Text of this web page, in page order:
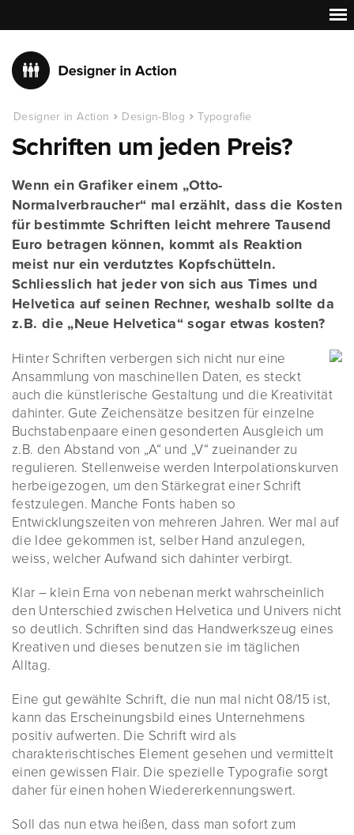
Designer in Action Design-Blog Typografie
Schriften um jeden Preis?
Wenn ein Grafiker einem „Otto-
Normalverbraucher“ mal erzählt, dass die Kosten
für bestimmte Schriften leicht mehrere Tausend
Euro betragen können, kommt als Reaktion
meist nur ein verdutztes Kopfschütteln.
Schliesslich hat jeder von sich aus Times und
Helvetica auf seinen Rechner, weshalb sollte da
z.B. die „Neue Helvetica“ sogar etwas kosten?
Hinter Schriften verbergen sich nicht nur eine
Ansammlung von maschinellen Daten, es steckt
auch die künstlerische Gestaltung und die Kreativität
dahinter. Gute Zeichensätze besitzen für einzelne
Buchstabenpaare einen gesonderten Ausgleich um
z.B. den Abstand von „A“ und „V“ zueinander zu
regulieren. Stellenweise werden Interpolationskurven
herbeigezogen, um den Stärkegrat einer Schrift
festzulegen. Manche Fonts haben so
Entwicklungszeiten von mehreren Jahren. Wer mal auf
die Idee gekommen ist, selber Hand anzulegen,
weiss, welcher Aufwand sich dahinter verbirgt.
Klar – klein Erna von nebenan merkt wahrscheinlich
den Unterschied zwischen Helvetica und Univers nicht
so deutlich. Schriften sind das Handwerkszeug eines
Kreativen und dieses benutzen sie im täglichen
Alltag.
Eine gut gewählte Schrift, die nun mal nicht 08/15 ist,
kann das Erscheinungsbild eines Unternehmens
positiv aufwerten. Die Schrift wird als
charakterischtisches Element gesehen und vermittelt
einen gewissen Flair. Die spezielle Typografie sorgt
daher für einen hohen Wiedererkennungswert.
Soll das nun etwa heißen, dass man sofort zum